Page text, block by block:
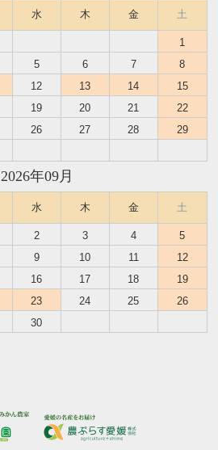
水 木 金 土
1
5 6 7
8
12 13 14
15
19 20 21
22
26 27 28
29
2026年09月
水 木 金 土
2 3 4
5
9 10 11
12
16 17 18
19
23 24 25
26
30